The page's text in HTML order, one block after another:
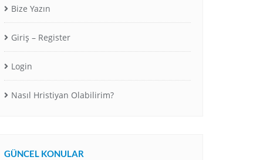
Bize Yazın
Giriş – Register
Login
Nasıl Hristiyan Olabilirim?
GÜNCEL KONULAR